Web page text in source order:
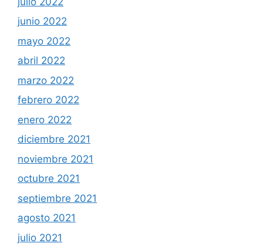
junio 2022
mayo 2022
abril 2022
marzo 2022
febrero 2022
enero 2022
diciembre 2021
noviembre 2021
octubre 2021
septiembre 2021
agosto 2021
julio 2021